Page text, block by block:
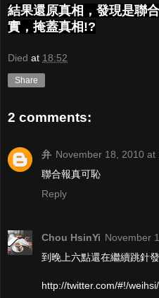
結果還原真相，發現是聯
實，掩蓋真相!?
Died at 18:52
Share
2 comments:
弁 November 18, 2010 at
聯合報真可恥
Reply
Chou HsinYi November
到晚上六點還在繼續跳針
http://twitter.com/#!/